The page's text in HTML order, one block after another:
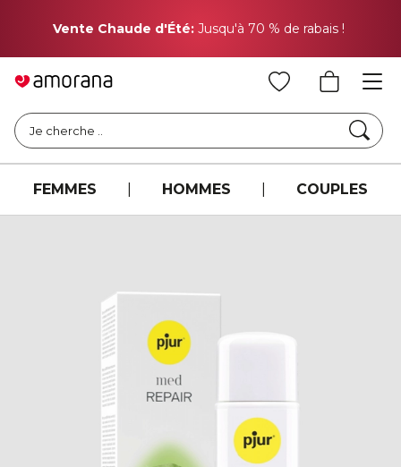
Vente Chaude d'Été: Jusqu'à 70 % de rabais !
Je cherche ..
FEMMES HOMMES COUPLES